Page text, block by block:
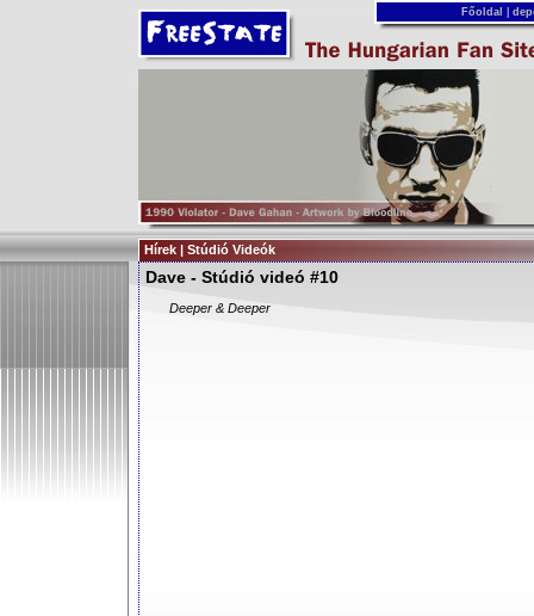
Főoldal
Hírek | Stúdió Videók
Dave - Stúdió videó #10
Deeper & Deeper